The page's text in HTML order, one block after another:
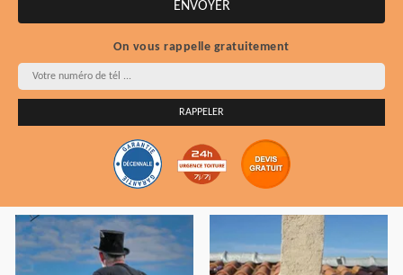
On vous rappelle gratuitement